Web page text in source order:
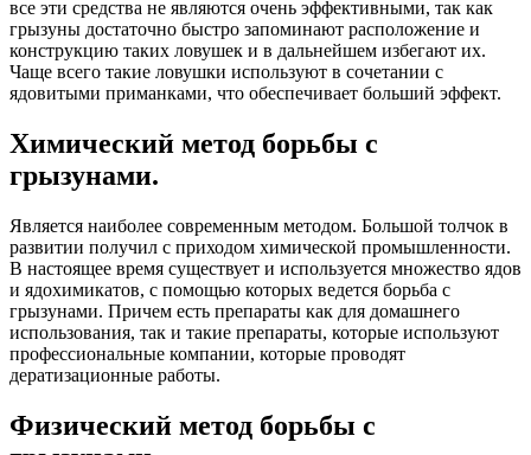
все эти средства не являются очень эффективными, так как
грызуны достаточно быстро запоминают расположение и
конструкцию таких ловушек и в дальнейшем избегают их.
Чаще всего такие ловушки используют в сочетании с
ядовитыми приманками, что обеспечивает больший эффект.
Химический метод борьбы с
грызунами.
Является наиболее современным методом. Большой толчок в
развитии получил с приходом химической промышленности.
В настоящее время существует и используется множество ядов
и ядохимикатов, с помощью которых ведется борьба с
грызунами. Причем есть препараты как для домашнего
использования, так и такие препараты, которые используют
профессиональные компании, которые проводят
дератизационные работы.
Физический метод борьбы с